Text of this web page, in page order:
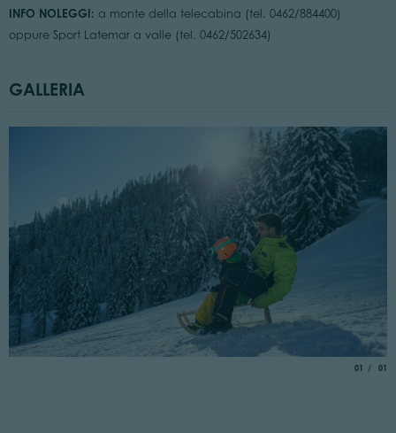
INFO NOLEGGI: a monte della telecabina (tel. 0462/884400)
oppure Sport Latemar a valle (tel. 0462/502634)
GALLERIA
01 di
01